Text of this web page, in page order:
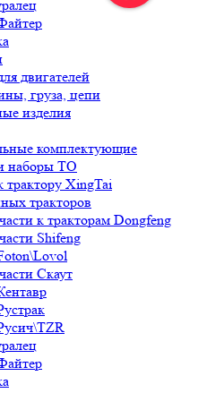
двигателей
груза, цепи
изделия
комплектующие
наборы ТО
трактору XingTai
тракторов
к тракторам Dongfeng
Shifeng
Скаут